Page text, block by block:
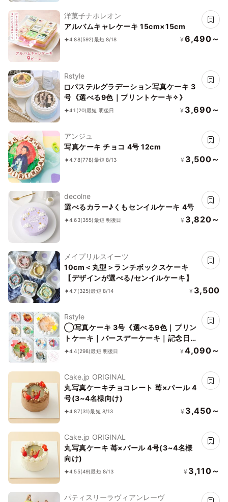
洋菓子ナポレオン
アルバムキャレケーキ 15cm×15cm
4.88(592)最短 8/18 ¥ 6,490～
Rstyle
◻︎パステルグラデーション写真ケーキ 3
号《選べる9色｜プリントケーキ✧》
4.1 (20)最短 明後日 ¥ 3,690～
アンジュ
写真ケーキ チョコ 4号 12cm
4.78(778)最短 8/13 ¥ 3,500～
decolne
選べるカラー♪くもセンイルケーキ 4号
4.63(355)最短 明後日 ¥ 3,820～
メイプリルスイーツ
10cm＜丸型＞ランチボックスケーキ
【デザインが選べる/センイルケーキ】
4.7 (325)最短 8/14 ¥ 3,500
Rstyle
◯写真ケーキ 3号《選べる9色｜プリン
トケーキ｜バースデーケーキ｜記念日な
どのお祝いに♪》
4.4(298)最短 明後日 ¥ 4,090～
Cake.jp ORIGINAL
丸写真ケーキチョコレート 苺×パール 4
号(3~4名様向け)
4.87(31)最短 8/13 ¥ 3,450～
Cake.jp ORIGINAL
丸写真ケーキ 苺×パール 4号(3~4名様
向け)
4.55(49)最短 8/13 ¥ 3,110～
パティスリーラヴィアンレーヴ